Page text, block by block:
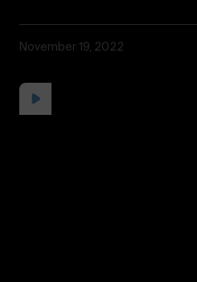
November 19, 2022